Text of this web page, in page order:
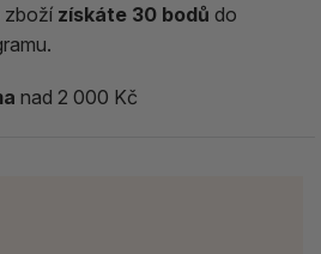
zboží získáte 30 bodů do
nad 2 000 Kč